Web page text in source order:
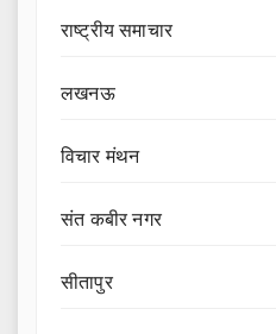
राष्ट्रीय समाचार
लखनऊ
विचार मंथन
संत कबीर नगर
सीतापुर